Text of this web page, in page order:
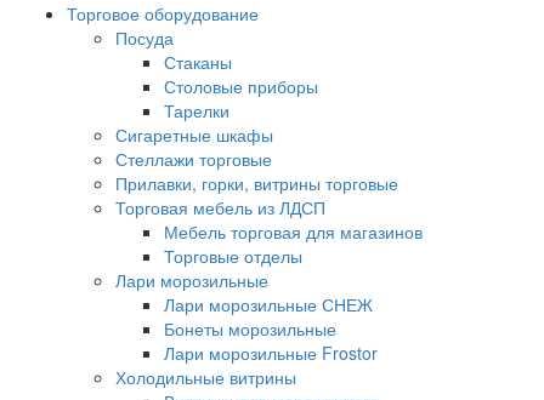
Торговое оборудование
Посуда
Стаканы
Столовые приборы
Тарелки
Сигаретные шкафы
Стеллажи торговые
Прилавки, горки, витрины торговые
Торговая мебель из ЛДСП
Мебель торговая для магазинов
Торговые отделы
Лари морозильные
Лари морозильные СНЕЖ
Бонеты морозильные
Лари морозильные Frostor
Холодильные витрины